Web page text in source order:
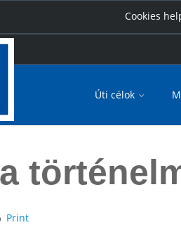
Cookies
Úti célok
Print